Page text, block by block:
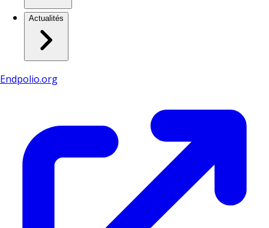
Actualités
Endpolio.org